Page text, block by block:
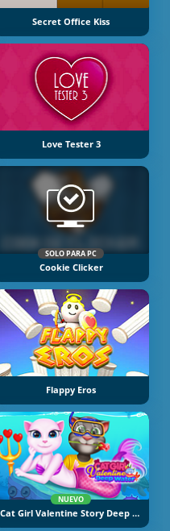
Secret Office Kiss
Love Tester 3
SOLO PARA PC
Cookie Clicker
Flappy Eros
NUEVO
Cat Girl Valentine Story Deep Sea